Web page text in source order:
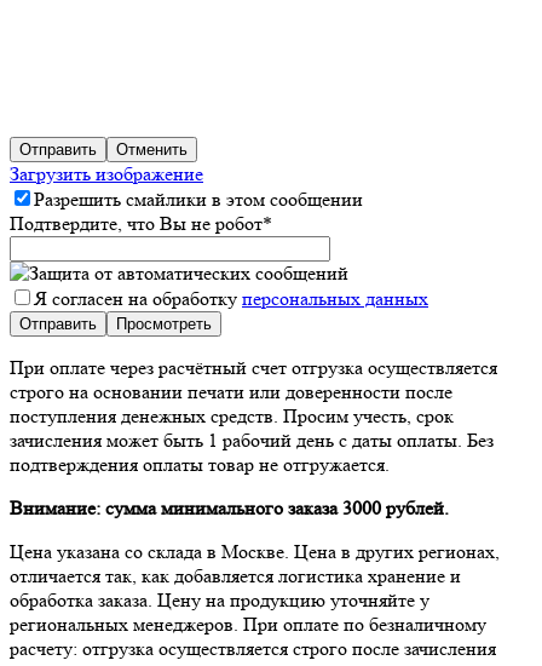
Отправить Отменить
Загрузить изображение
Разрешить смайлики в этом сообщении
Подтвердите, что Вы не робот*
Я согласен на обработку персональных данных
При оплате через расчётный счет отгрузка осуществляется
строго на основании печати или доверенности после
поступления денежных средств. Просим учесть, срок
зачисления может быть 1 рабочий день с даты оплаты. Без
подтверждения оплаты товар не отгружается.
Внимание: сумма минимального заказа 3000 рублей.
Цена указана со склада в Москве. Цена в других регионах,
отличается так, как добавляется логистика хранение и
обработка заказа. Цену на продукцию уточняйте у
региональных менеджеров. При оплате по безналичному
расчету: отгрузка осуществляется строго после зачисления